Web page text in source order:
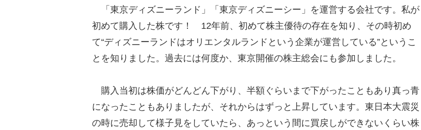
「東京ディズニーランド」「東京ディズニーシー」を運営する会社です。私が
初めて購入した株です！ 12年前、初めて株主優待の存在を知り、その時初め
て“ディズニーランドはオリエンタルランドという企業が運営している”というこ
とを知りました。過去には何度か、東京開催の株主総会にも参加しました。
購入当初は株価がどんどん下がり、半額ぐらいまで下がったこともあり真っ青
になったこともありましたが、それからはずっと上昇しています。東日本大震災
の時に売却して様子見をしていたら、あっという間に買戻しができないくらい株